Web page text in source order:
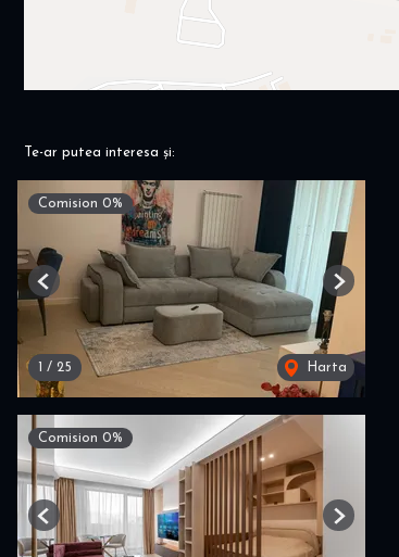
Te-ar putea interesa și:
Comision 0%
/ 25 Harta
Previous Next
Comision 0%
Previous Next